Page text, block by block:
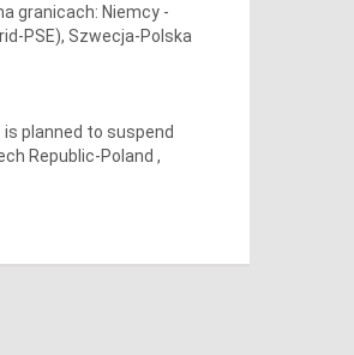
granicach: Niemcy -
PSE), Szwecja-Polska
planned to suspend
Republic-Poland ,